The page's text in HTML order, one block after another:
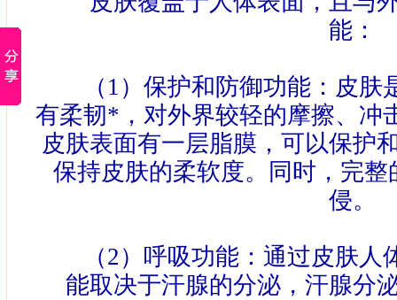
能：
（ 1 ）保护和防御功能：皮肤
有柔韧*，对外界较轻的摩擦、冲
皮肤表面有一层脂膜，可以保护
保持皮肤的柔软度。同时，完
侵。
（2 ）呼吸功能：通过皮肤人
能取决于汗腺的分泌，汗腺分